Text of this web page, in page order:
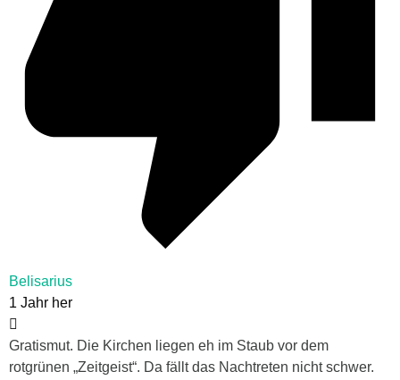
Belisarius
1 Jahr her
Gratismut. Die Kirchen liegen eh im Staub vor dem
rotgrünen „Zeitgeist“. Da fällt das Nachtreten nicht schwer.